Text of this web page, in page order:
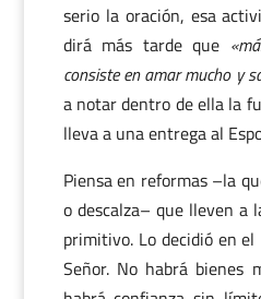
serio la oración, esa
dirá más tarde que
consiste en amar mucho y
a notar dentro de ella la
lleva a una entrega al
Piensa en reformas –la
o descalza– que lleven
primitivo. Lo decidió en
Señor. No habrá bienes